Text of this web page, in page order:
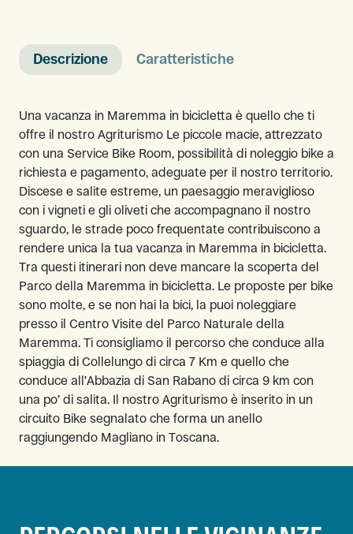
Descrizione Caratteristiche
Una vacanza in Maremma in bicicletta è quello che ti
offre il nostro Agriturismo Le piccole macie, attrezzato
con una Service Bike Room, possibilità di noleggio bike a
richiesta e pagamento, adeguate per il nostro territorio.
Discese e salite estreme, un paesaggio meraviglioso
con i vigneti e gli oliveti che accompagnano il nostro
sguardo, le strade poco frequentate contribuiscono a
rendere unica la tua vacanza in Maremma in bicicletta.
Tra questi itinerari non deve mancare la scoperta del
Parco della Maremma in bicicletta. Le proposte per bike
sono molte, e se non hai la bici, la puoi noleggiare
presso il Centro Visite del Parco Naturale della
Maremma. Ti consigliamo il percorso che conduce alla
spiaggia di Collelungo di circa 7 Km e quello che
conduce all’Abbazia di San Rabano di circa 9 km con
una po’ di salita. Il nostro Agriturismo è inserito in un
circuito Bike segnalato che forma un anello
raggiungendo Magliano in Toscana.